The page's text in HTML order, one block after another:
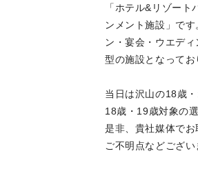
「ホテル&リゾー
ンメント施設」で
ン・宴会・ウエデ
型の施設となってお
当日は沢山の18歳
18歳・19歳対象の
是非、貴社媒体でお
ご不明点などござ